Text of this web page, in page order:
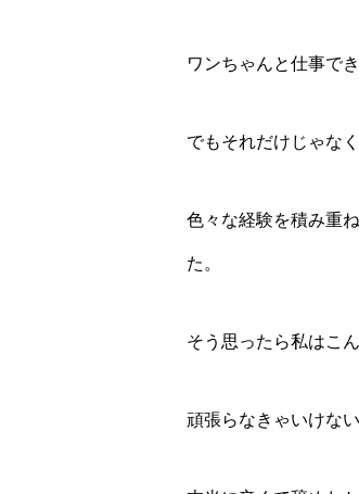
ワンちゃんと仕事で
でもそれだけじゃな
色々な経験を積み重
た。
そう思ったら私はこ
頑張らなきゃいけな